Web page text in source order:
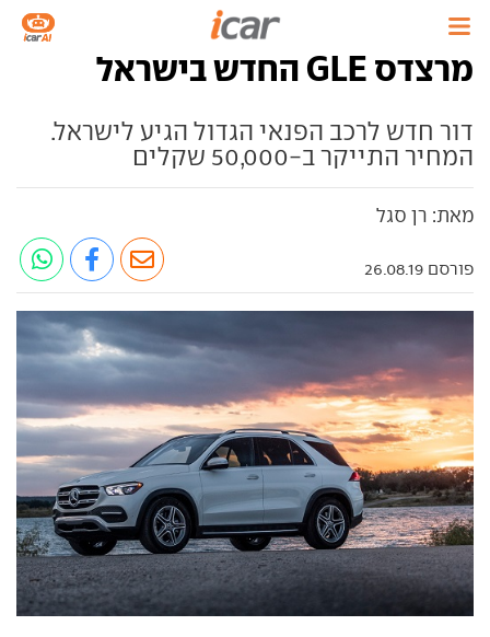
מרצדס GLE החדש בישראל
דור חדש לרכב הפנאי הגדול הגיע לישראל.
המחיר התייקר ב-50,000 שקלים
מאת: רן סגל
פורסם 26.08.19